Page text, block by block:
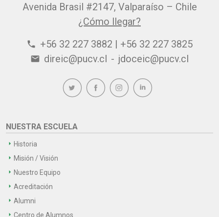
Avenida Brasil #2147, Valparaíso – Chile
¿Cómo llegar?
phone +56 32 227 3882 | +56 32 227 3825
email direic@pucv.cl - jdoceic@pucv.cl
NUESTRA ESCUELA
Historia
Misión / Visión
Nuestro Equipo
Acreditación
Alumni
Centro de Alumnos